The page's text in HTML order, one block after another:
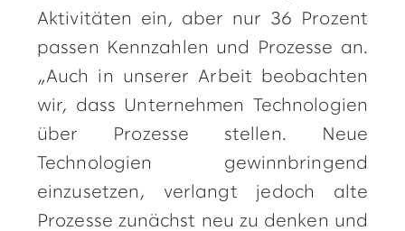
Aktivitäten ein, aber nur 36 Prozent
passen Kennzahlen und Prozesse an.
„Auch in unserer Arbeit beobachten
wir, dass Unternehmen Technologien
über Prozesse stellen. Neue
Technologien gewinnbringend
einzusetzen, verlangt jedoch alte
Prozesse zunächst neu zu denken und